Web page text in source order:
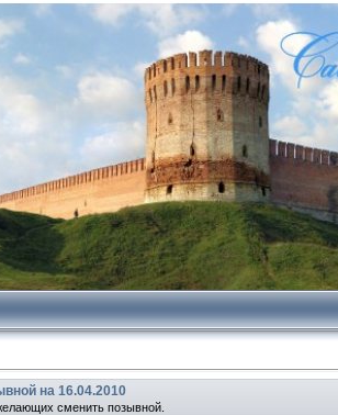
на 16.04.2010
сменить позывной.